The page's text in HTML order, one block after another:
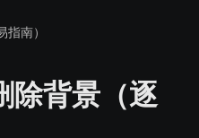
南）
除背景（逐